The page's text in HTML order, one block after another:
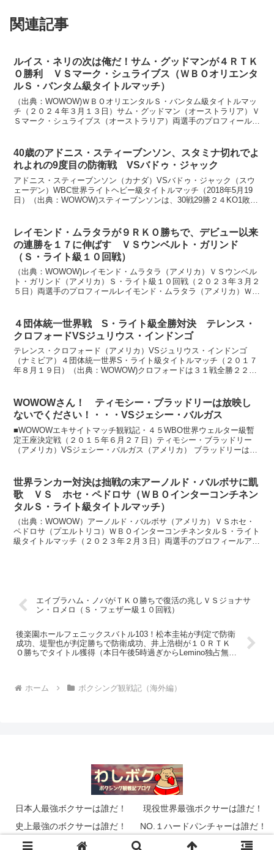
関連記事
ルイス・ネリの次は俺だ！サム・グッドマンが４ＲＴＫ
Ｏ勝利 ＶＳマーク・シュライブス（ＷＢＯオリエンタ
ルＳ・バンタム級タイトルマッチ）
（出典：WOWOW)ＷＢＯオリエンタルＳ・バンタム級タイトルマッ
チ（２０２４年３月１３日）サム・グッドマン（オーストラリア）Ｖ
Ｓマーク・シュライブス（オーストラリア）両選手のプロフィールサ
40歳のアドニス・スティーブンソン、スタミナ切れでよ
れよれの9度目の防衛戦 VSバドゥ・ジャック
アドニス・スティーブンソン（カナダ）VSバドゥ・ジャック（スウ
ェーデン）WBC世界ライトヘビー級タイトルマッチ（2018年5月19
日）（出典：WOWOW)スティーブンソンは、30戦29勝２４KO1敗、
レイモンド・ムラタラが９ＲＫＯ勝ちで、デビュー以来
の連勝を１７に伸ばす ＶＳウンベルト・ガリンド
（Ｓ・ライト級１０回戦）
（出典：WOWOW)レイモンド・ムラタラ（アメリカ）ＶＳウンベル
ト・ガリンド（アメリカ）Ｓ・ライト級１０回戦（２０２３年３月２
５日）両選手のプロフィールレイモンド・ムラタラ（アメリカ）ＷＢ
４団体統一世界戦 S・ライト級全勝対決 テレンス・
クロフォードVSジュリウス・インドンゴ
テレンス・クロフォード（アメリカ）VSジュリウス・インドンゴ
（ナミビア）４団体統一世界S・ライト級タイトルマッチ（２０１７
年８月１９日）（出典：WOWOW)クロフォードは３１戦全勝２２
WOWOWさん！ ティモシー・ブラッドリーは放映し
ないでください！・・・VSジェシー・バルガス
■WOWOWエキサイトマッチ観戦記・４５WBO世界ウェルター級暫
定王座決定戦（２０１５年６月２７日）ティモシー・ブラッドリー
（アメリカ）VSジェシー・バルガス（アメリカ） ブラッドリーはマ
世界ランカー対決は拙戦の末アーノルド・バルボサに凱
歌 ＶＳ ホセ・ペドロサ（ＷＢＯインターコンチネン
タルＳ・ライト級タイトルマッチ）
（出典：WOWOW）アーノルド・バルボサ（アメリカ）ＶＳホセ・
ペドロサ（プエルトリコ）ＷＢＯインターコンチネンタルＳ・ライト
級タイトルマッチ（２０２３年２月３日）両選手のプロフィールアー
エイブラハム・ノバがＴＫＯ勝ちで復活の兆しＶＳジョナサ
ン・ロメロ（Ｓ・フェザー級１０回戦）
後楽園ホールフェニックスバトル103！松本圭祐が判定で防衛
成功、堤聖也が判定勝ちで防衛成功、井上浩樹が１０ＲＴＫ
Ｏ勝ちでタイトル獲得（本日午後5時過ぎからLemino独占無料
ホーム ボクシング観戦記（海外編）
日本人最強ボクサーは誰だ！
現役世界最強ボクサーは誰だ！
史上最強のボクサーは誰だ！
NO.１ハードパンチャーは誰だ！
© 2014 わしのボクシングブログ「わしボク」.